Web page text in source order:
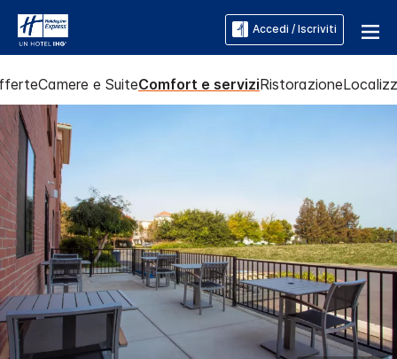
Accedi / Iscriviti
Camere e SuiteComfort e serviziRistorazione